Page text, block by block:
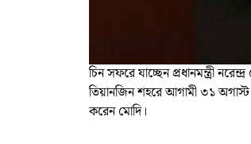
চিন সফরে যাচ্ছেন প্রধানমন্ত্রী
তিয়ানজিন শহরে আগামী ৩১
করেন মোদি।